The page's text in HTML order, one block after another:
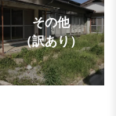
その他
（訳あり）